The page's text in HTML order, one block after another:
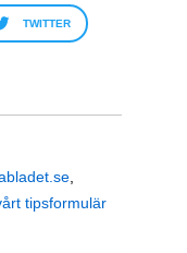
TWITTER
tipsformulär